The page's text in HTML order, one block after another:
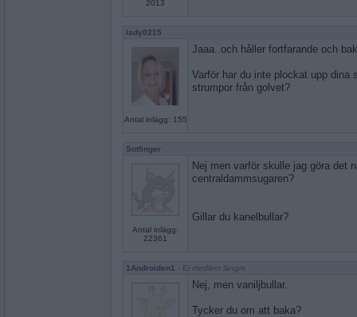
2013
lady0215
Antal inlägg: 155
Jaaa..och håller fortfarande och
Varför har du inte plockat upp dina
strumpor från golvet?
Sotfinger
Antal inlägg:
22361
Nej men varför skulle jag göra det
centraldammsugaren?
Gillar du kanelbullar?
1Androiden1 - Ej medlem längre
Nej, men vaniljbullar.
Tycker du om att baka?